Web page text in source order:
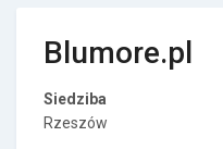
Blumore.pl
Siedziba
Rzeszów